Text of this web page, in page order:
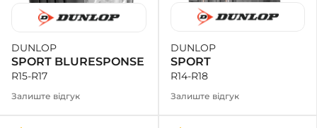
DUNLOP
SPORT BLURESPONSE
R15-R17
Залиште відгук
DUNLOP
SPORT
R14-R18
Залиште відгук